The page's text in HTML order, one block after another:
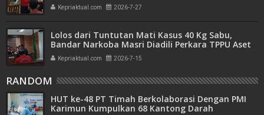
Kepriaktual.com 2026-7-27
Lolos dari Tuntutan Mati Kasus 40 Kg Sabu,
Bandar Narkoba Masri Diadili Perkara TPPU Aset
Miliaran
Kepriaktual.com 2026-7-15
RANDOM
HUT ke-48 PT Timah Berkolaborasi Dengan PMI
Karimun Kumpulkan 68 Kantong Darah